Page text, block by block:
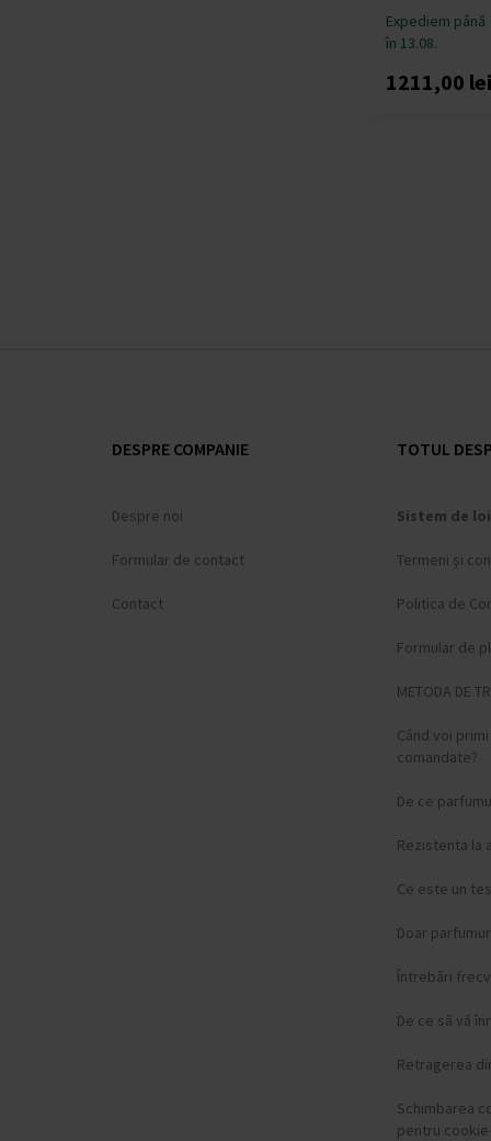
Wenger(+93)
Xiaomi
Expediem până
în 13.08.
1211,00 lei
DESPRE COMPANIE
Despre noi
Formular de contact
Contact
TOTUL
Sistem de
Termeni și
Politica de
Formular de
METODA DE
Când voi
comandate?
De ce
Rezistenta la
Ce este un
Doar
Întrebări
De ce să vă
Retragerea
Schimbarea
pentru